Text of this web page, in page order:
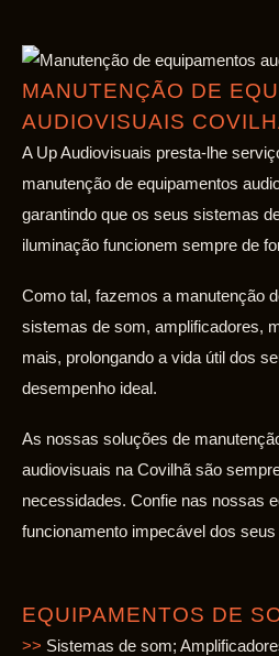
MANUTENÇÃO DE
AUDIOVISUAIS
A Up Audiovisuais presta-lhe
manutenção de equipamentos
garantindo que os seus sistemas
iluminação funcionem sempre de
Como tal, fazemos a manutenção
sistemas de som, amplificadores,
mais, prolongando a vida útil dos
desempenho ideal.
As nossas soluções de
audiovisuais na Covilhã são
necessidades. Confie nas nossas
funcionamento impecável dos seus
EQUIPAMENTOS DE
>> Sistemas de som;